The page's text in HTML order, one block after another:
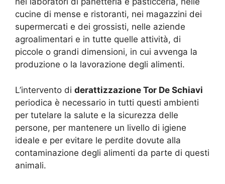
cucine di mense e ristoranti, nei magazzini dei
supermercati e dei grossisti, nelle aziende
agroalimentari e in tutte quelle attività, di
piccole o grandi dimensioni, in cui avvenga la
produzione o la lavorazione degli alimenti.
L’intervento di derattizzazione Tor De Schiavi
periodica è necessario in tutti questi ambienti
per tutelare la salute e la sicurezza delle
persone, per mantenere un livello di igiene
ideale e per evitare le perdite dovute alla
contaminazione degli alimenti da parte di questi
animali.